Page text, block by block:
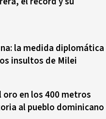
la medida diplomática
insultos de Milei
oro en los 400 metros
al pueblo dominicano